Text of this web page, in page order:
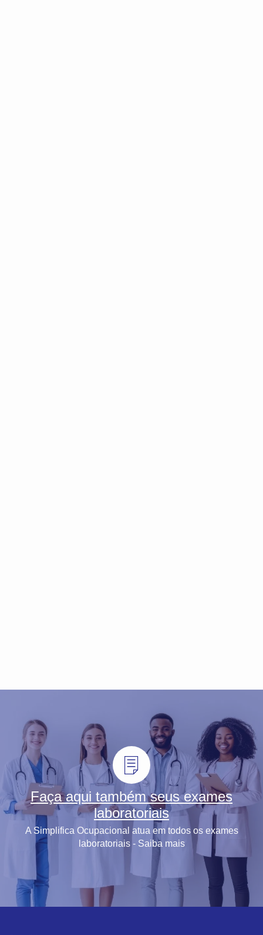
Faça aqui também seus exames
laboratoriais
A Simplifica Ocupacional atua em todos os exames
laboratoriais - Saiba mais